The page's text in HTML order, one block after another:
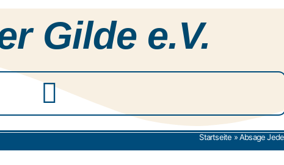
Gilde e.V.
Startseite »Absage